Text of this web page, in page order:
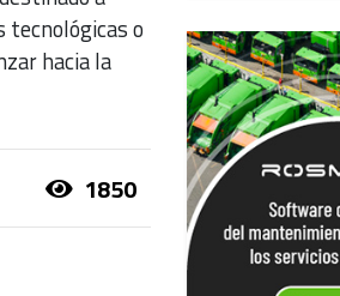
tecnológicas o
hacia la
1850